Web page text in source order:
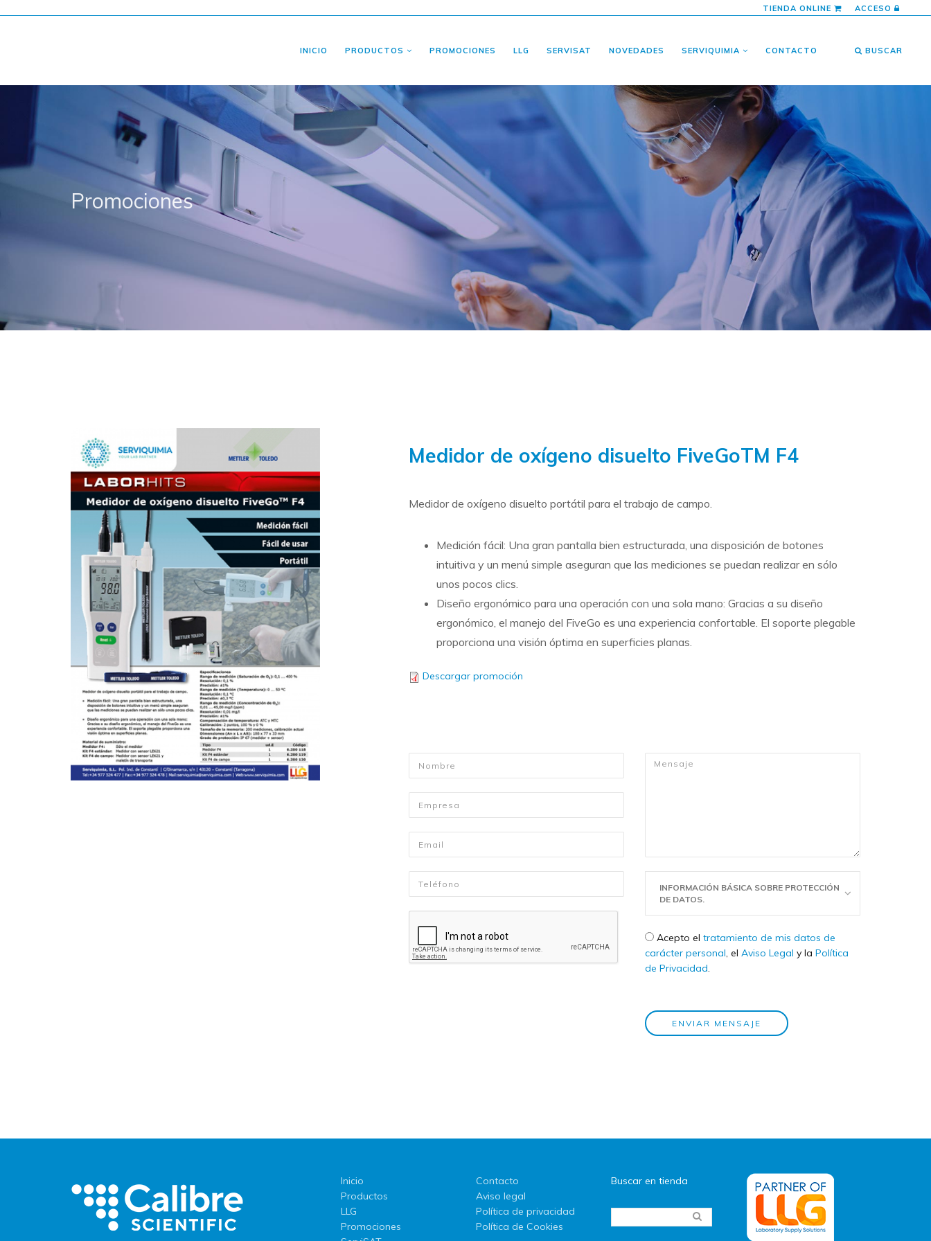
TIENDA ONLINE ACCESO
INICIO PRODUCTOS PROMOCIONES LLG SERVISAT NOVEDADES SERVIQUIMIA CONTACTO BUSCAR
Promociones
Medidor de oxígeno disuelto FiveGoTM F4
Medidor de oxígeno disuelto portátil para el trabajo de campo.
Medición fácil: Una gran pantalla bien estructurada, una disposición de botones
intuitiva y un menú simple aseguran que las mediciones se puedan realizar en sólo
unos pocos clics.
Diseño ergonómico para una operación con una sola mano: Gracias a su diseño
ergonómico, el manejo del FiveGo es una experiencia confortable. El soporte plegable
proporciona una visión óptima en superficies planas.
Descargar promoción
Nombre
Empresa
Email *
Telefono
Mensaje*
INFORMACIÓN BÁSICA SOBRE PROTECCIÓN
DE DATOS.
Check legal *
Acepto el tratamiento de mis datos de
carácter personal, el Aviso Legal y la Política
de Privacidad.
ENVIAR MENSAJE
Inicio
Productos
LLG
Promociones
Contacto
Aviso legal
Política de privacidad
Política de Cookies
Buscar en tienda